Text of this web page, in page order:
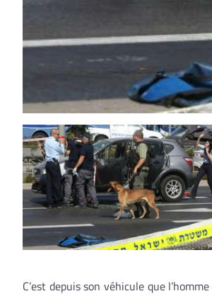
C’est depuis son véhicule que